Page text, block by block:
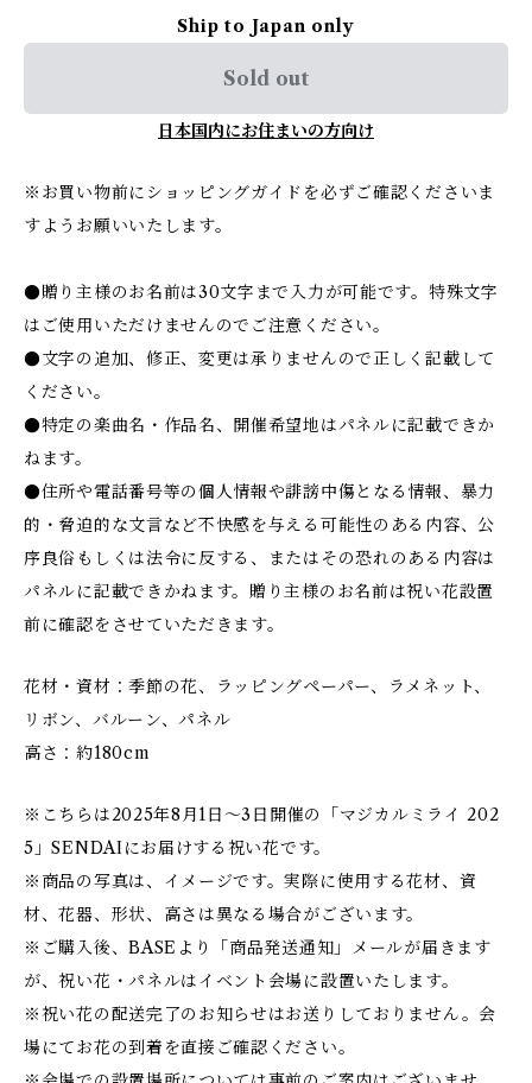
Ship to Japan only
Sold out
日本国内にお住まいの方向け
※お買い物前にショッピングガイドを必ずご確認くださいま
すようお願いいたします。
●贈り主様のお名前は30文字まで入力が可能です。特殊文字
はご使用いただけませんのでご注意ください。
●文字の追加、修正、変更は承りませんので正しく記載して
ください。
●特定の楽曲名・作品名、開催希望地はパネルに記載できか
ねます。
●住所や電話番号等の個人情報や誹謗中傷となる情報、暴力
的・脅迫的な文言など不快感を与える可能性のある内容、公
序良俗もしくは法令に反する、またはその恐れのある内容は
パネルに記載できかねます。贈り主様のお名前は祝い花設置
前に確認をさせていただきます。
花材・資材：季節の花、ラッピングペーパー、ラメネット、
リボン、バルーン、パネル
高さ：約180cm
※こちらは2025年8月1日～3日開催の「マジカルミライ 202
5」SENDAIにお届けする祝い花です。
※商品の写真は、イメージです。実際に使用する花材、資
材、花器、形状、高さは異なる場合がございます。
※ご購入後、BASEより「商品発送通知」メールが届きます
が、祝い花・パネルはイベント会場に設置いたします。
※祝い花の配送完了のお知らせはお送りしておりません。会
場にてお花の到着を直接ご確認ください。